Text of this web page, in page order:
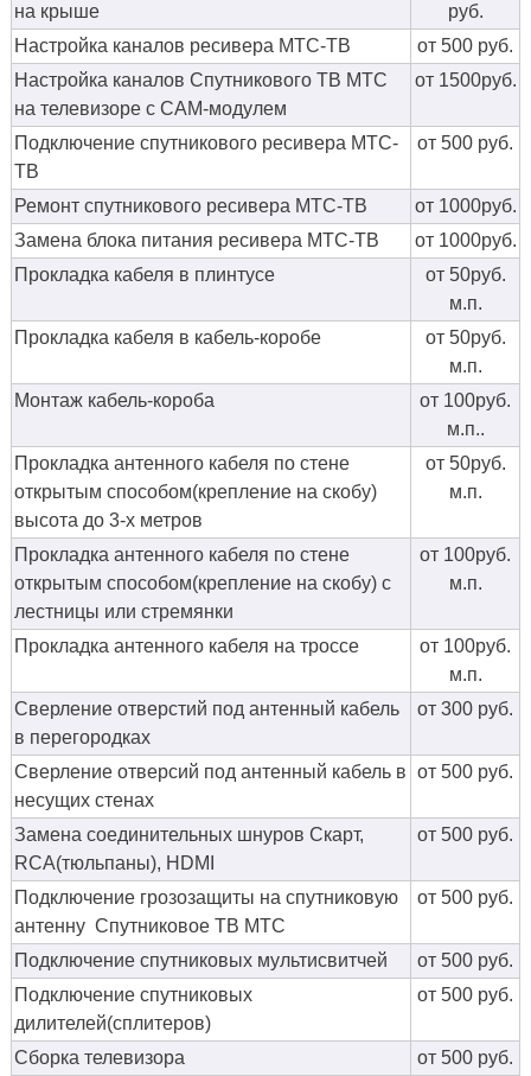
на крыше
руб.
Настройка каналов ресивера МТС-ТВ
от 500 руб.
Настройка каналов Спутникового ТВ МТС
на телевизоре с CAM-модулем
от 1500руб.
Подключение спутникового ресивера МТС-
ТВ
от 500 руб.
Ремонт спутникового ресивера МТС-ТВ
от 1000руб.
Замена блока питания ресивера МТС-ТВ
от 1000руб.
Прокладка кабеля в плинтусе
от 50руб.
м.п.
Прокладка кабеля в кабель-коробе
от 50руб.
м.п.
Монтаж кабель-короба
от 100руб.
м.п..
Прокладка антенного кабеля по стене
открытым способом(крепление на скобу)
высота до 3-х метров
от 50руб.
м.п.
Прокладка антенного кабеля по стене
открытым способом(крепление на скобу) с
лестницы или стремянки
от 100руб.
м.п.
Прокладка антенного кабеля на троссе
от 100руб.
м.п.
Сверление отверстий под антенный кабель
в перегородках
от 300 руб.
Сверление отверсий под антенный кабель в
несущих стенах
от 500 руб.
Замена соединительных шнуров Скарт,
RCA(тюльпаны), HDMI
от 500 руб.
Подключение грозозащиты на спутниковую
антенну Спутниковое ТВ МТС
от 500 руб.
Подключение спутниковых мультисвитчей
от 500 руб.
Подключение спутниковых
дилителей(сплитеров)
от 500 руб.
Сборка телевизора от 500 руб.